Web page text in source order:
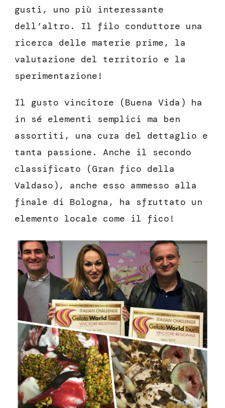
gusti, uno più interessante
dell’altro. Il filo conduttore una
ricerca delle materie prime, la
valutazione del territorio e la
sperimentazione!
Il gusto vincitore (Buena Vida) ha
in sé elementi semplici ma ben
assortiti, una cura del dettaglio e
tanta passione. Anche il secondo
classificato (Gran fico della
Valdaso), anche esso ammesso alla
finale di Bologna, ha sfruttato un
elemento locale come il fico!